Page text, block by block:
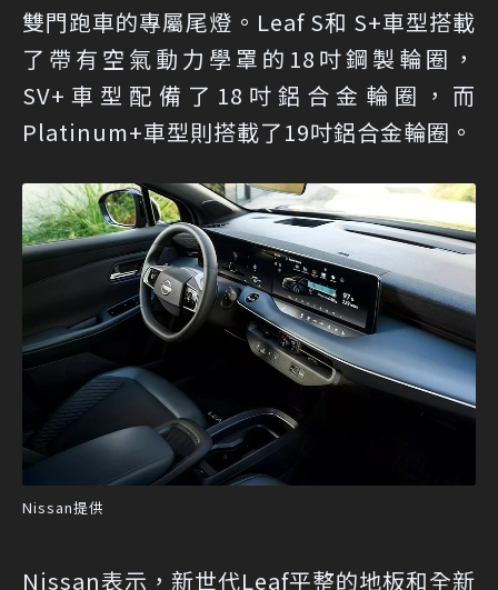
雙門跑車的專屬尾燈。Leaf S和 S+車型搭載
了帶有空氣動力學罩的18吋鋼製輪圈，
SV+車型配備了18吋鋁合金輪圈，而
Platinum+車型則搭載了19吋鋁合金輪圈。
Nissan提供
Nissan表示，新世代Leaf平整的地板和全新